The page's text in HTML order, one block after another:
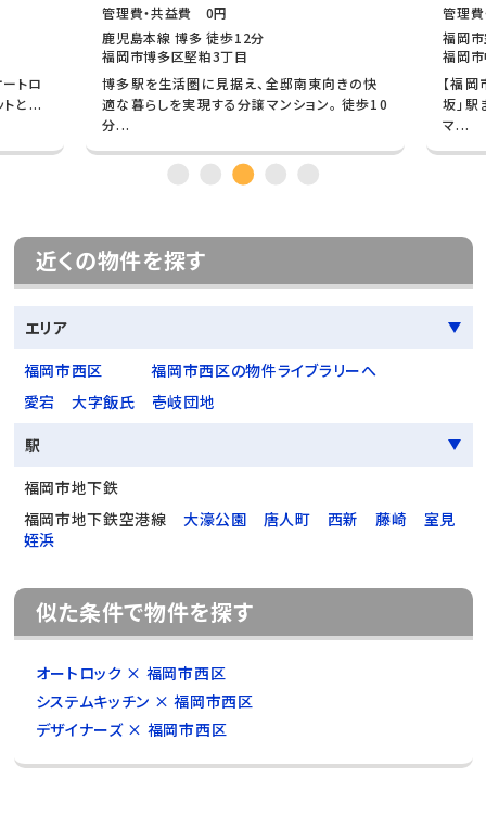
トロ
トと...
管理費・共益費 0円
鹿児島本線 博多 徒歩12分
福岡市博多区堅粕3丁目
博多駅を生活圏に見据え、全邸南東向きの快
適な暮らしを実現する分譲マンション。 徒歩10
分...
管理
福岡
福岡
【福
坂」
マ...
近くの物件を探す
エリア
福岡市西区
福岡市西区の物件ライブラリーへ
愛宕
大字飯氏
壱岐団地
駅
福岡市地下鉄
福岡市地下鉄空港線
大濠公園 唐人町 西新 藤崎
室見
姪浜
似た条件で物件を探す
オートロック × 福岡市西区
システムキッチン × 福岡市西区
デザイナーズ × 福岡市西区